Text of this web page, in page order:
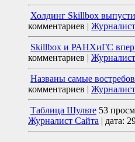
Холдинг Skillbox
комментариев |
Skillbox и РАНХиГС
комментариев |
Названы самые
комментариев |
Таблица Шульте 53
Журналист Сайта | дата: